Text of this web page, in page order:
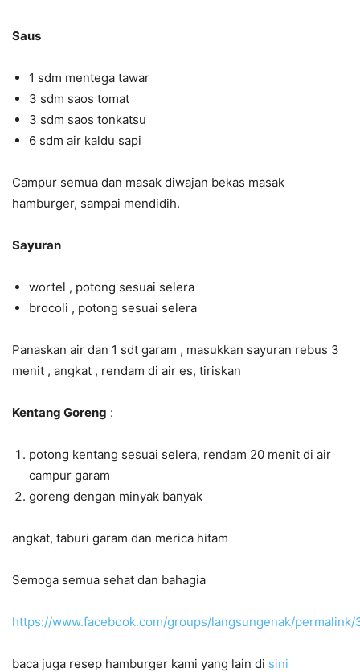
Saus
1 sdm mentega tawar
3 sdm saos tomat
3 sdm saos tonkatsu
6 sdm air kaldu sapi
Campur semua dan masak diwajan bekas masak
hamburger, sampai mendidih.
Sayuran
wortel , potong sesuai selera
brocoli , potong sesuai selera
Panaskan air dan 1 sdt garam , masukkan sayuran rebus 3
menit , angkat , rendam di air es, tiriskan
Kentang Goreng :
potong kentang sesuai selera, rendam 20 menit di air
campur garam
goreng dengan minyak banyak
angkat, taburi garam dan merica hitam
Semoga semua sehat dan bahagia
https://www.facebook.com/groups/langsungenak/
baca juga resep hamburger kami yang lain di sini